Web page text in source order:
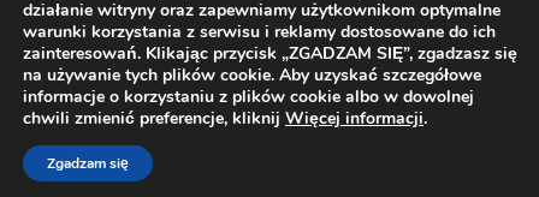
Prawa autorskie © 2026Łacina globalnie. Wszystkie prawa
zastrzeżone.
Motyw:ColorMagstworzony przez ThemeGrill. Wspierane przez
działanie witryny oraz zapewniamy użytkownikom optymalne
warunki korzystania z serwisu i reklamy dostosowane do ich
zainteresowań. Klikając przycisk „ZGADZAM SIĘ”, zgadzasz się
na używanie tych plików cookie. Aby uzyskać szczegółowe
informacje o korzystaniu z plików cookie albo w dowolnej
chwili zmienić preferencje, kliknij Więcej informacji.
Zgadzam się